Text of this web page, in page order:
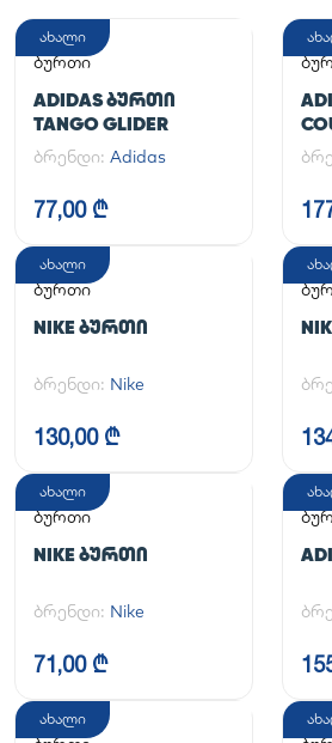
ახალი
ბურთი
ADIDAS ᲑᲣᲠᲗᲘ
TANGO GLIDER
ბრენდი: Adidas
77,00 ₾
ახალი
ბურთი
NIKE ᲑᲣᲠᲗᲘ
ბრენდი: Nike
130,00 ₾
ახალი
ბურთი
NIKE ᲑᲣᲠᲗᲘ
ბრენდი: Nike
71,00 ₾
ახალი